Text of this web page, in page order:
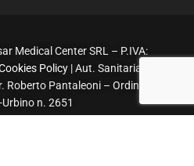
Medical Center SRL – P.IVA:
Policy| Aut. Sanitaria Prot.
Pantaleoni – Ordine Medici
n. 2651